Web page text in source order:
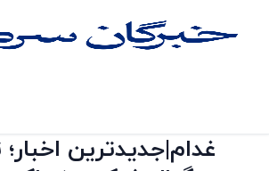
غدام|جدیدترین